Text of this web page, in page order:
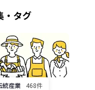
・タグ
統産業 468件